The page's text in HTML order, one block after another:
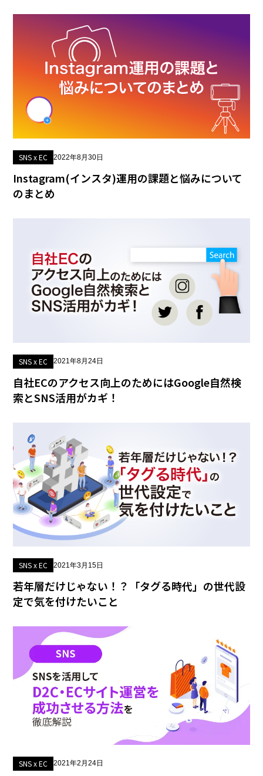
SNS x EC 2022年8月30日
Instagram(インスタ)運用の課題と悩みについて
のまとめ
SNS x EC 2021年8月24日
自社ECのアクセス向上のためにはGoogle自然検
索とSNS活用がカギ！
SNS x EC 2021年3月15日
若年層だけじゃない！？「タグる時代」の世代設
定で気を付けたいこと
SNS x EC 2021年2月24日